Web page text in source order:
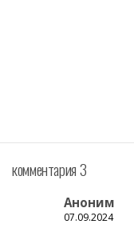
комментария 3
Аноним
07.09.2024